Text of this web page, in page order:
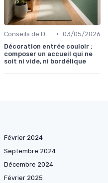
Conseils de Design d'Intérieur • 03/05/2026
Décoration entrée couloir :
composer un accueil qui ne
soit ni vide, ni bordélique
Février 2024
Septembre 2024
Décembre 2024
Février 2025